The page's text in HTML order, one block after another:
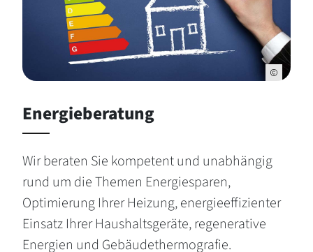
Energieberatung
Wir beraten Sie kompetent und unabhängig
rund um die Themen Energiesparen,
Optimierung Ihrer Heizung, energieeffizienter
Einsatz Ihrer Haushaltsgeräte, regenerative
Energien und Gebäudethermografie.